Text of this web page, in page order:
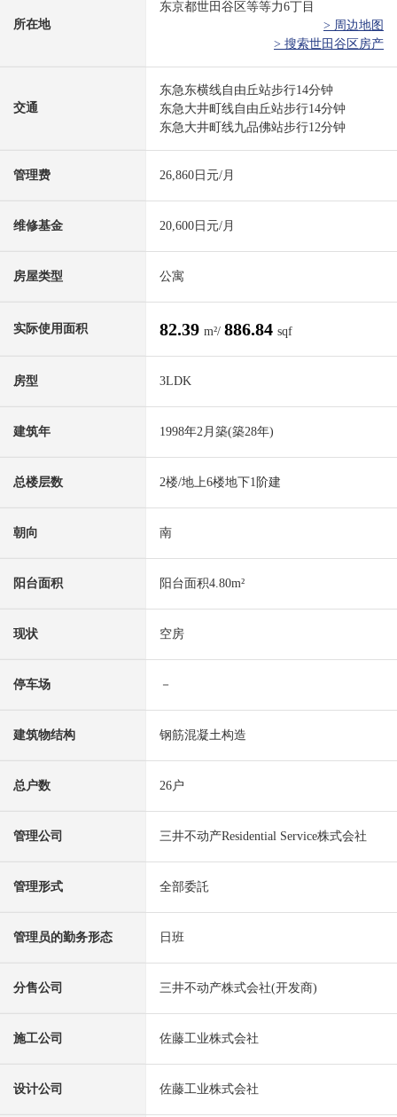
所在地
东京都世田谷区等等力6丁目
> 周边地图
> 搜索世田谷区房产
交通
东急东横线自由丘站步行14分钟
东急大井町线自由丘站步行14分钟
东急大井町线九品佛站步行12分钟
管理费 26,860日元/月
维修基金 20,600日元/月
房屋类型 公寓
实际使用面积 82.39 m²/ 886.84 sqf
房型 3LDK
建筑年 1998年2月築(築28年)
总楼层数 2楼/地上6楼地下1阶建
朝向 南
阳台面积 阳台面积4.80m²
现状 空房
停车场 －
建筑物结构 钢筋混凝土构造
总户数 26户
管理公司 三井不动产Residential Service株式会社
管理形式 全部委託
管理员的勤务形态 日班
分售公司 三井不动产株式会社(开发商)
施工公司 佐藤工业株式会社
设计公司 佐藤工业株式会社